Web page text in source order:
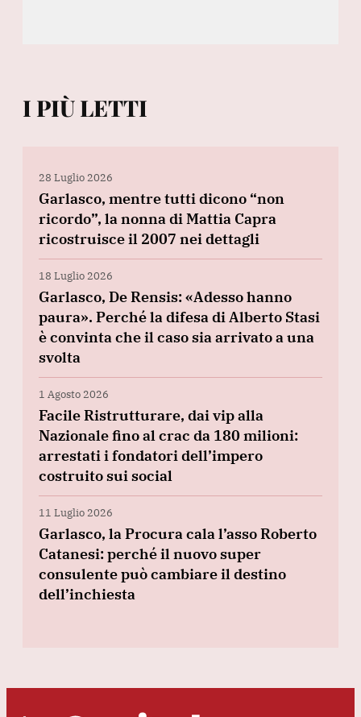
I PIÙ LETTI
28 Luglio 2026
Garlasco, mentre tutti dicono “non
ricordo”, la nonna di Mattia Capra
ricostruisce il 2007 nei dettagli
18 Luglio 2026
Garlasco, De Rensis: «Adesso hanno
paura». Perché la difesa di Alberto Stasi
è convinta che il caso sia arrivato a una
svolta
1 Agosto 2026
Facile Ristrutturare, dai vip alla
Nazionale fino al crac da 180 milioni:
arrestati i fondatori dell’impero
costruito sui social
11 Luglio 2026
Garlasco, la Procura cala l’asso Roberto
Catanesi: perché il nuovo super
consulente può cambiare il destino
dell’inchiesta